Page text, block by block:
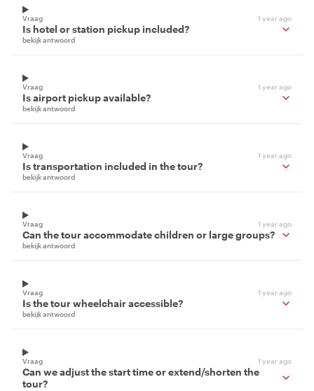
Vraag 1 year ago
Is hotel or station pickup included?
bekijk antwoord
Vraag 1 year ago
Is airport pickup available?
bekijk antwoord
Vraag 1 year ago
Is transportation included in the tour?
bekijk antwoord
Vraag 1 year ago
Can the tour accommodate children or large groups?
bekijk antwoord
Vraag 1 year ago
Is the tour wheelchair accessible?
bekijk antwoord
Vraag 1 year ago
Can we adjust the start time or extend/shorten the
tour?